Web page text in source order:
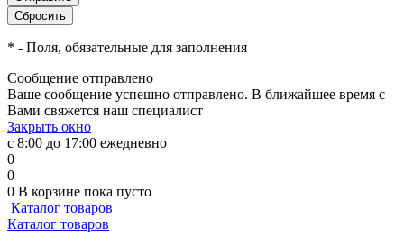
* - Поля, обязательные для заполнения
Сообщение отправлено
Ваше сообщение успешно отправлено. В ближайшее время с
Вами свяжется наш специалист
Закрыть окно
с 8:00 до 17:00 ежедневно
0
0
0 В корзине пока пусто
Каталог товаров
Каталог товаров